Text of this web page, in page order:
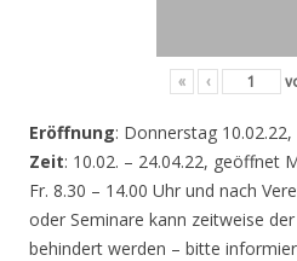
« ‹
Eröffnung: Donnerstag
Zeit: 10.02. – 24.04.22, geöffnet
Fr. 8.30 – 14.00 Uhr und nach
oder Seminare kann zeitweise
behindert werden – bitte